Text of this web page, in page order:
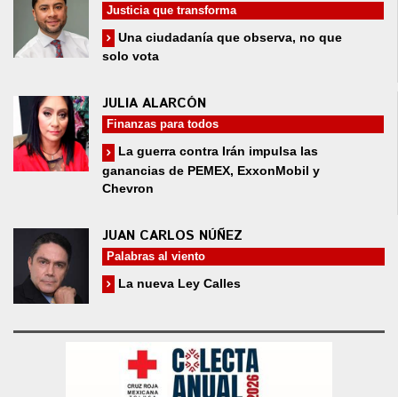
Justicia que transforma
Una ciudadanía que observa, no que
solo vota
JULIA ALARCÓN
Finanzas para todos
La guerra contra Irán impulsa las
ganancias de PEMEX, ExxonMobil y
Chevron
JUAN CARLOS NÚÑEZ
Palabras al viento
La nueva Ley Calles